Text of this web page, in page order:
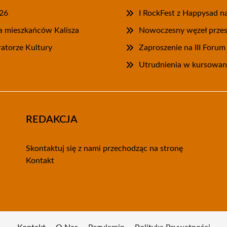
I RockFest z Happysad
mieszkańców Kalisza Nowoczesny węzeł
Kultury Zaproszenie na III
Utrudnienia w
REDAKCJA
Skontaktuj się z nami przechodząc na stronę
Kontakt